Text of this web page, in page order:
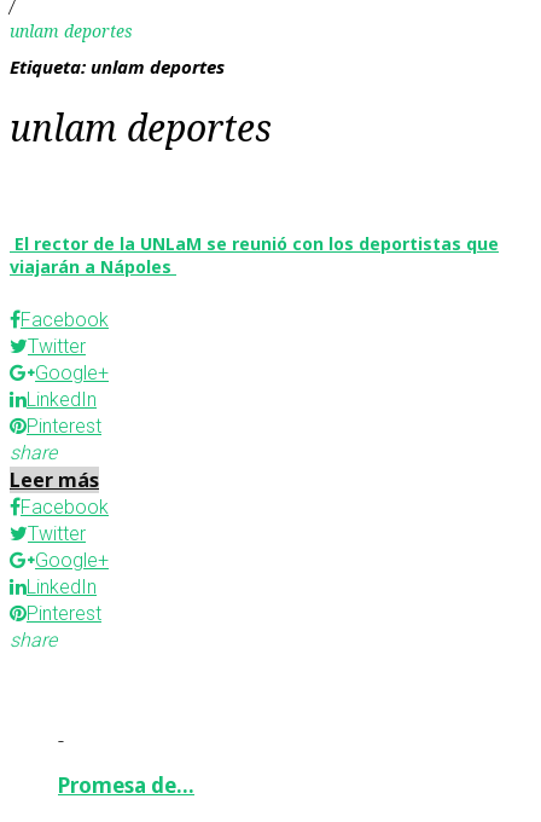
/
unlam deportes
Etiqueta: unlam deportes
unlam deportes
El rector de la UNLaM se reunió con los deportistas que
viajarán a Nápoles
Facebook
Twitter
Google+
LinkedIn
Pinterest
share
Leer más
Facebook
Twitter
Google+
LinkedIn
Pinterest
share
-
Promesa de…